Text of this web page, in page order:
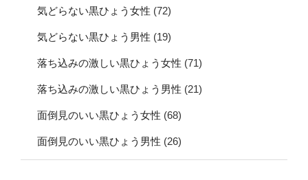
気どらない黒ひょう女性 (72)
気どらない黒ひょう男性 (19)
落ち込みの激しい黒ひょう女性 (71)
落ち込みの激しい黒ひょう男性 (21)
面倒見のいい黒ひょう女性 (68)
面倒見のいい黒ひょう男性 (26)